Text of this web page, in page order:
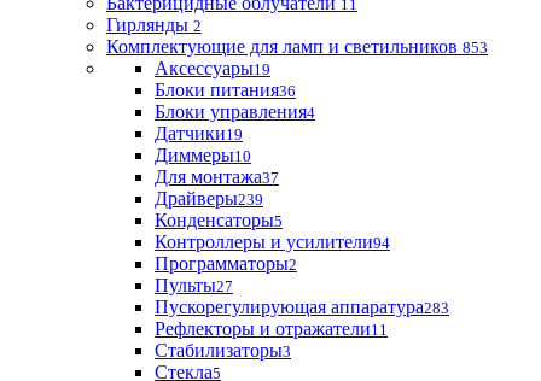
11
Гирлянды 2
Комплектующие для ламп и светильников 853
Аксессуары19
Блоки питания36
Блоки управления4
Датчики19
Диммеры10
Для монтажа37
Драйверы239
Конденсаторы5
Контроллеры и усилители94
Программаторы2
Пульты27
Пускорегулирующая аппаратура283
Рефлекторы и отражатели11
Стабилизаторы3
Стекла5